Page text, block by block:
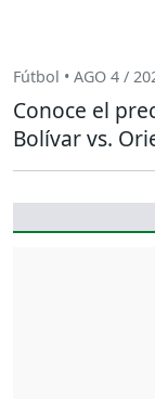
Fútbol • AGO 4 /
Conoce el
Bolívar vs.